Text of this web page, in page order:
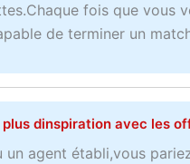
fois que vous
de terminer un
plus dinspiration avec les
un agent établi,vous